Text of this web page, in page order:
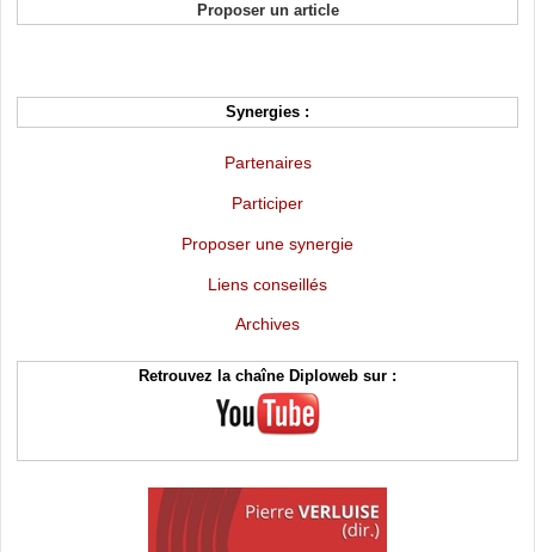
Proposer un article
Synergies :
Partenaires
Participer
Proposer une synergie
Liens conseillés
Archives
Retrouvez la chaîne Diploweb sur :